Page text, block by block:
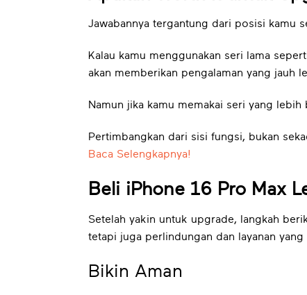
Jawabannya tergantung dari posisi kamu
Kalau kamu menggunakan seri lama
akan memberikan pengalaman yang jauh
Namun jika kamu memakai seri yang
Pertimbangkan dari sisi fungsi, bukan
Baca Selengkapnya!
Beli iPhone 16 Pro Max
Setelah yakin untuk upgrade, langkah
tetapi juga perlindungan dan layanan yang
Bikin Aman